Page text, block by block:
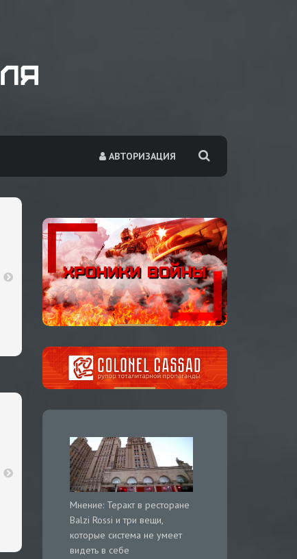
АВТОРИЗАЦИЯ
Мнение: Теракт в ресторане
Balzi Rossi и три вещи,
которые система не умеет
видеть в себе